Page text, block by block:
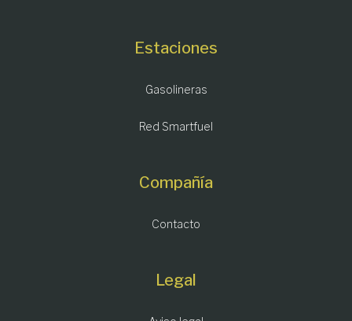
Estaciones
Gasolineras
Red Smartfuel
Compañía
Contacto
Legal